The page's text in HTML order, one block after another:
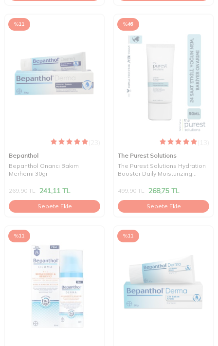
%11
Bepanthol
Bepanthol Onarıcı Bakım
Merhemi 30gr
269,90TL 241,11 TL
Sepete Ekle
%46
The Purest Solutions
The Purest Solutions Hydration
Booster Daily Moisturizing
499,90TL 268,75 TL
Sepete Ekle
%11 %11